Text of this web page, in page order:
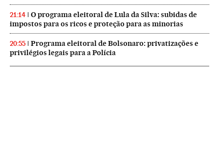
21:14
O programa eleitoral de Lula da Silva: subidas de
impostos para os ricos e proteção para as minorias
20:55
Programa eleitoral de Bolsonaro: privatizações e
privilégios legais para a Polícia